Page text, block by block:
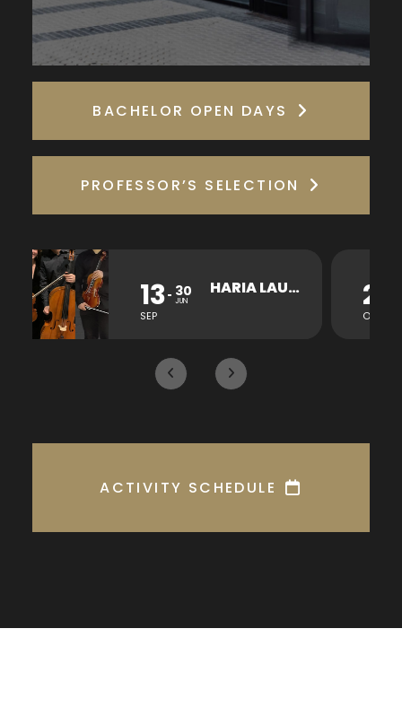
BACHELOR OPEN DAYS
PROFESSOR’S SELECTION
13
SEP
30
JUN
HARIA LAUKOTEA KONTZERTUA 26
ACTIVITY SCHEDULE